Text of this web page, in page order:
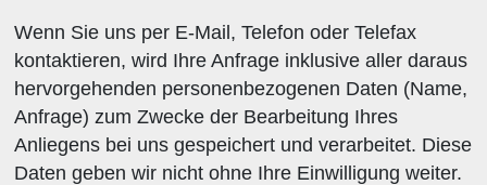
Wenn Sie uns per E-Mail, Telefon oder Telefax
kontaktieren, wird Ihre Anfrage inklusive aller daraus
hervorgehenden personenbezogenen Daten (Name,
Anfrage) zum Zwecke der Bearbeitung Ihres
Anliegens bei uns gespeichert und verarbeitet. Diese
Daten geben wir nicht ohne Ihre Einwilligung weiter.